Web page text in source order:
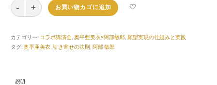
衣
×
お買い物カゴに追加
カテゴリー: コラボ講演会,奥平亜美衣×阿部敏郎,願望実現の仕組みと実践
タグ:奥平亜美衣, 引き寄せの法則,阿部 敏郎
説明